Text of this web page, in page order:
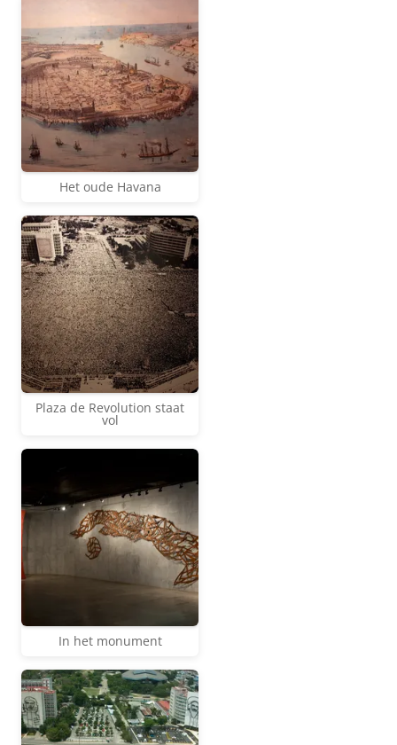
Het oude Havana
Plaza de Revolution staat
vol
In het monument